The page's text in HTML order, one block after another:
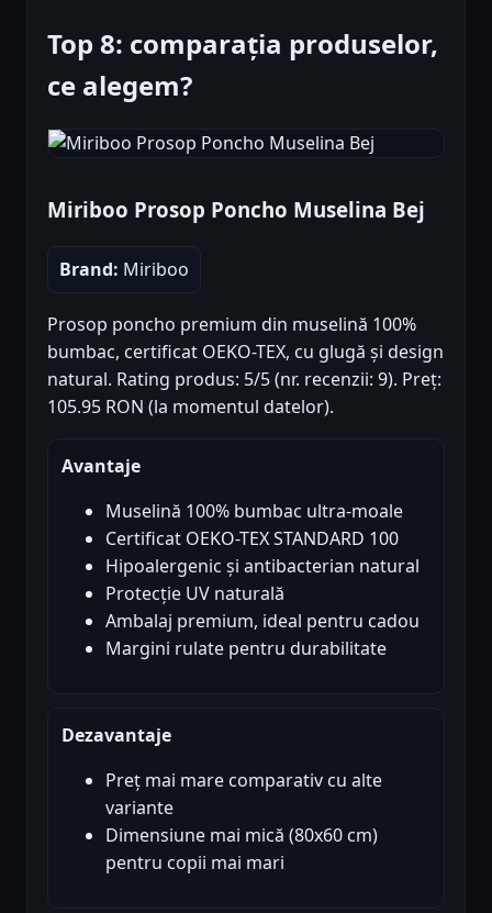
Top 8: comparația produselor,
ce alegem?
Miriboo Prosop Poncho Muselina Bej
Brand: Miriboo
Prosop poncho premium din muselină 100%
bumbac, certificat OEKO-TEX, cu glugă și design
natural. Rating produs: 5/5 (nr. recenzii: 9). Preț:
105.95 RON (la momentul datelor).
Avantaje
Muselină 100% bumbac ultra-moale
Certificat OEKO-TEX STANDARD 100
Hipoalergenic și antibacterian natural
Protecție UV naturală
Ambalaj premium, ideal pentru cadou
Margini rulate pentru durabilitate
Dezavantaje
Preț mai mare comparativ cu alte
variante
Dimensiune mai mică (80x60 cm)
pentru copii mai mari